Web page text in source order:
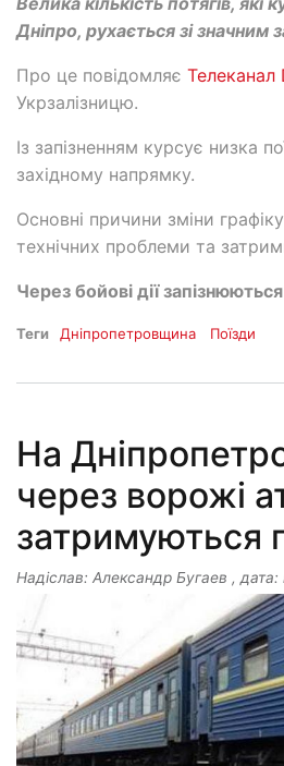
Дніпро, рухається зі значним
Про це повідомляє Телеканал
Укрзалізницю.
Із запізненням курсує низка
західному напрямку.
Основні причини зміни
технічних проблеми та
Через бойові дії
Теги Дніпропетровщина Поїзди
На
через ворожі
затримуються
Надіслав: Александр Бугаев , дата: